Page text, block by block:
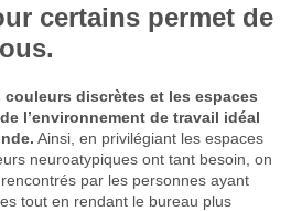
certains permet de
couleurs discrètes et les espaces
l’environnement de travail idéal
Ainsi, en privilégiant les espaces
neuroatypiques ont tant besoin, on
par les personnes ayant
tout en rendant le bureau plus